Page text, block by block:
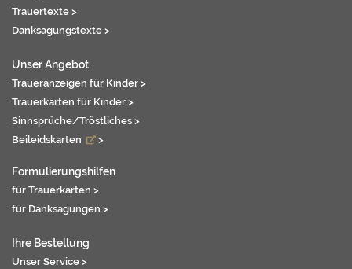
Trauertexte >
Danksagungstexte >
Unser Angebot
Traueranzeigen für Kinder >
Trauerkarten für Kinder >
Sinnsprüche/Tröstliches >
Beileidskarten
>
Formulierungshilfen
für Trauerkarten >
für Danksagungen >
Ihre Bestellung
Unser Service >